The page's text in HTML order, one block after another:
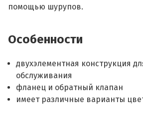
помощью шурупов.
Особенности
двухэлементная конструкция
обслуживания
фланец и обратный клапан
имеет различные варианты